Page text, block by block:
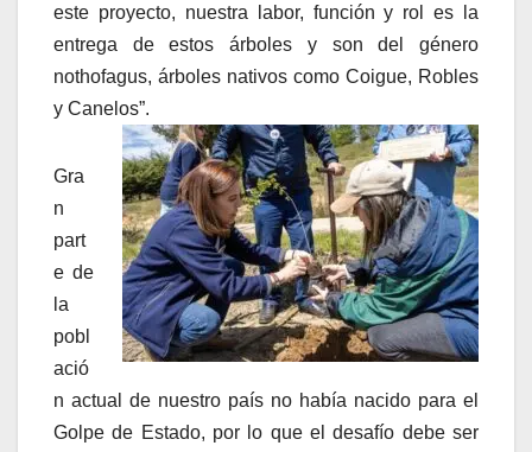
este proyecto, nuestra labor, función y rol es la
entrega de estos árboles y son del género
nothofagus, árboles nativos como Coigue, Robles
y Canelos”.
Gra
n
part
e de
la
pobl
ació
n actual de nuestro país no había nacido para el
Golpe de Estado, por lo que el desafío debe ser